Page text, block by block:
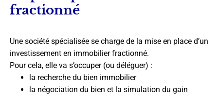
fractionné
Une société spécialisée se charge de la mise en place d’un
investissement en immobilier fractionné.
Pour cela, elle va s’occuper (ou déléguer) :
la recherche du bien immobilier
la négociation du bien et la simulation du gain